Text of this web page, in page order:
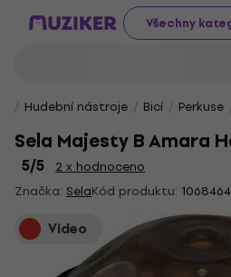
Všechny
Hudební nástroje Bicí Perkuse
Sela Majesty B Amara
5/5
2 x hodnoceno
Značka: SelaKód produktu: 1068464
Video